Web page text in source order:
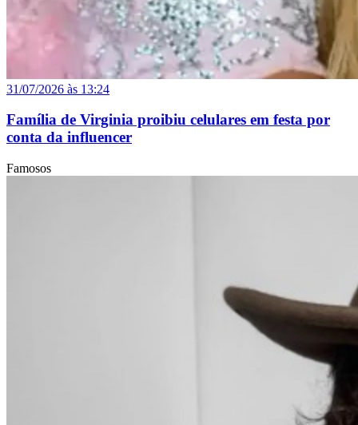
31/07/2026 às 13:24
Família de Virginia proibiu celulares em festa por
conta da influencer
Famosos